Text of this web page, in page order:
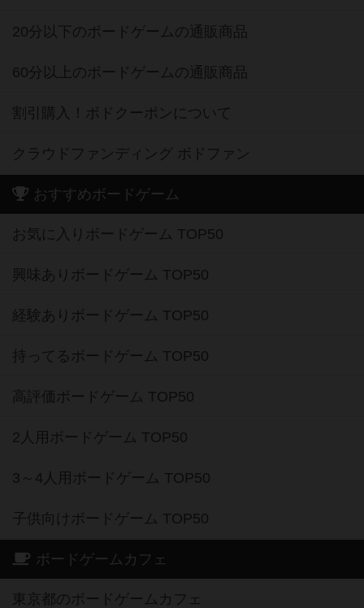
20分以下のボードゲームの通販商品
60分以上のボードゲームの通販商品
割引購入！ボドクーポンについて
クラウドファンディング ボドファン
おすすめボードゲーム
お気に入りボードゲーム TOP50
興味ありボードゲーム TOP50
経験ありボードゲーム TOP50
持ってるボードゲーム TOP50
高評価ボードゲーム TOP50
2人用ボードゲーム TOP50
3～4人用ボードゲーム TOP50
子供向けボードゲーム TOP50
ボードゲームカフェ
東京都のボードゲームカフェ